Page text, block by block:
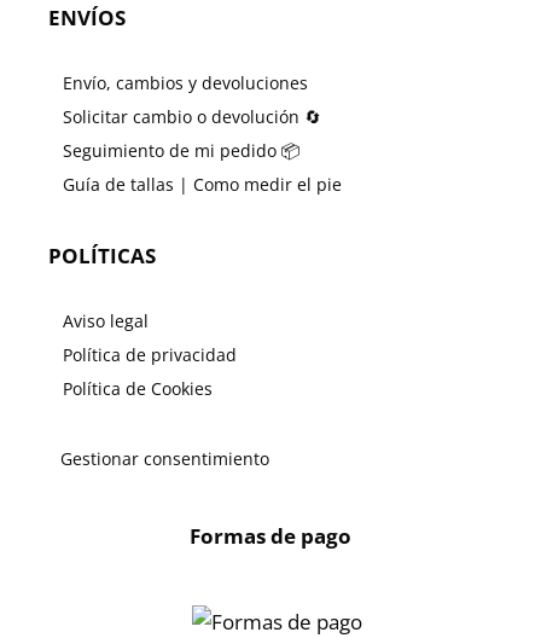
ENVÍOS
Envío, cambios y devoluciones
Solicitar cambio o devolución 🔄
Seguimiento de mi pedido 📦
Guía de tallas | Como medir el pie
POLÍTICAS
Aviso legal
Política de privacidad
Política de Cookies
Gestionar consentimiento
Formas de pago